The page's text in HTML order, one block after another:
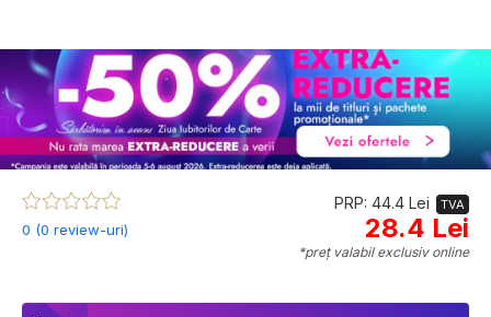
0 (0 review-uri)
PRP: 44.4 Lei TVA
28.4 Lei
*preț valabil exclusiv online